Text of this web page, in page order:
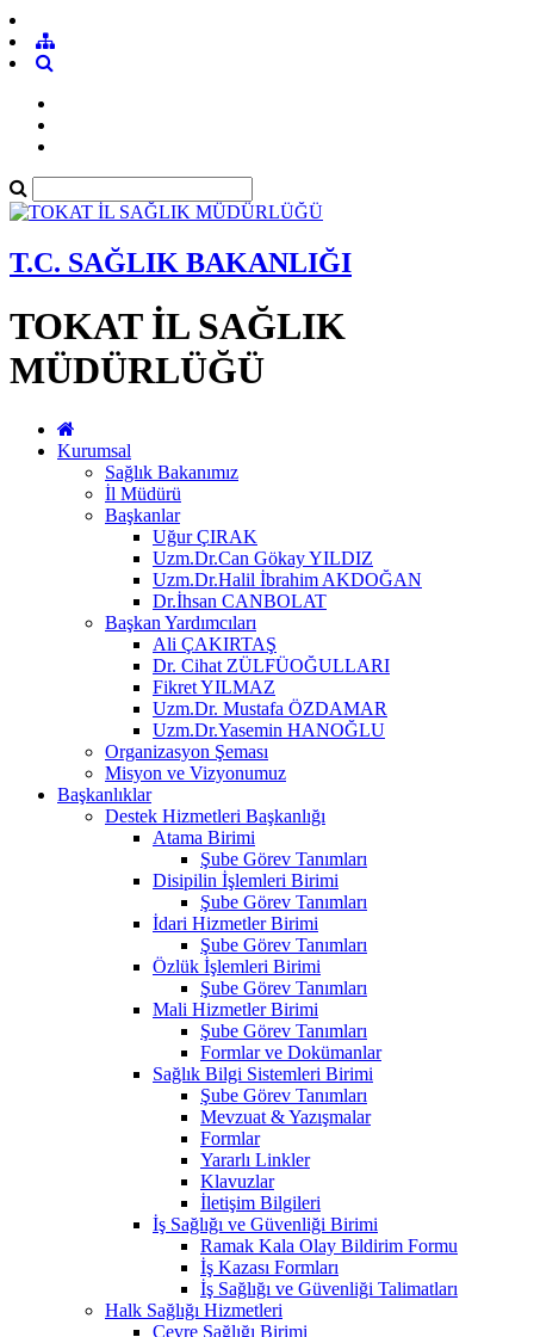
T.C. SAĞLIK BAKANLIĞI
TOKAT İL SAĞLIK
MÜDÜRLÜĞÜ
Kurumsal
Sağlık Bakanımız
İl Müdürü
Başkanlar
Uğur ÇIRAK
Uzm.Dr.Can Gökay YILDIZ
Uzm.Dr.Halil İbrahim AKDOĞAN
Dr.İhsan CANBOLAT
Başkan Yardımcıları
Ali ÇAKIRTAŞ
Dr. Cihat ZÜLFÜOĞULLARI
Fikret YILMAZ
Uzm.Dr. Mustafa ÖZDAMAR
Uzm.Dr.Yasemin HANOĞLU
Organizasyon Şeması
Misyon ve Vizyonumuz
Başkanlıklar
Destek Hizmetleri Başkanlığı
Atama Birimi
Şube Görev Tanımları
Disipilin İşlemleri Birimi
Şube Görev Tanımları
İdari Hizmetler Birimi
Şube Görev Tanımları
Özlük İşlemleri Birimi
Şube Görev Tanımları
Mali Hizmetler Birimi
Şube Görev Tanımları
Formlar ve Dokümanlar
Sağlık Bilgi Sistemleri Birimi
Şube Görev Tanımları
Mevzuat & Yazışmalar
Formlar
Yararlı Linkler
Klavuzlar
İletişim Bilgileri
İş Sağlığı ve Güvenliği Birimi
Ramak Kala Olay Bildirim Formu
İş Kazası Formları
İş Sağlığı ve Güvenliği Talimatları
Halk Sağlığı Hizmetleri
Çevre Sağlığı Birimi